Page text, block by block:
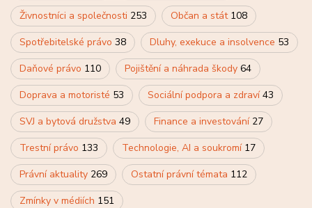
Živnostníci a společnosti 253 Občan a stát 108
Spotřebitelské právo 38 Dluhy, exekuce a insolvence 53
Daňové právo 110 Pojištění a náhrada škody 64
Doprava a motoristé 53 Sociální podpora a zdraví43
SVJ a bytová družstva 49 Finance a investování 27
Trestní právo 133 Technologie, AI a soukromí 17
Právní aktuality 269 Ostatní právní témata 112
Zmínky v médiích 151